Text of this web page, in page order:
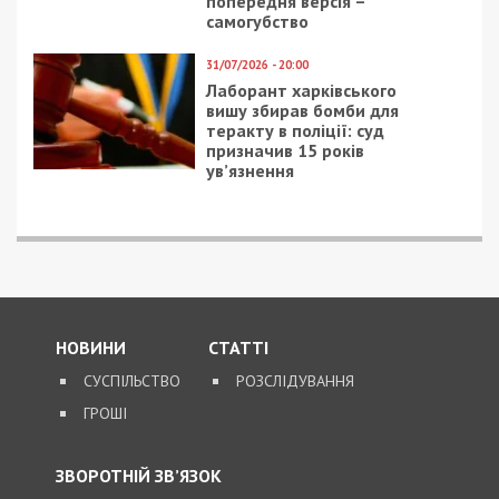
підприємство у Львові
“Двадцятівських”: всі